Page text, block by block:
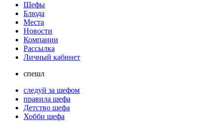
Шефы
Блюда
Места
Новости
Компании
Рассылка
Личный кабинет
спешл
следуй за шефом
правила шефа
Детство шефа
Хобби шефа